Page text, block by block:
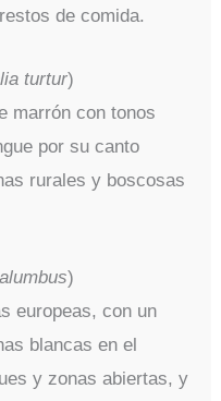
de comida.
turtur)
marrón con tonos
por su canto
rurales y boscosas
)
europeas, con un
blancas en el
y zonas abiertas, y